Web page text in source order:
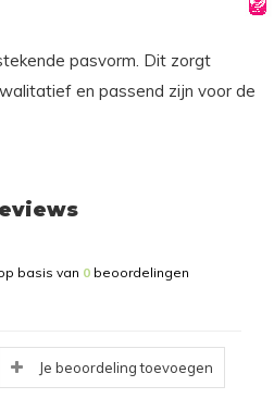
pasvorm. Dit zorgt
en passend zijn voor de
basis van 0 beoordelingen
Je beoordeling toevoegen